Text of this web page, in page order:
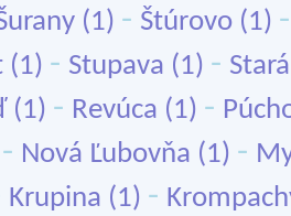
(1) - Štúrovo (1)
(1) - Stupava (1) -
(1) - Revúca (1) -
- Nová Ľubovňa (1) -
Krupina (1) -